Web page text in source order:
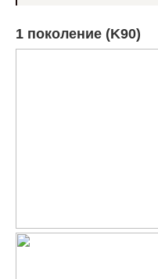
1 поколение (K90)